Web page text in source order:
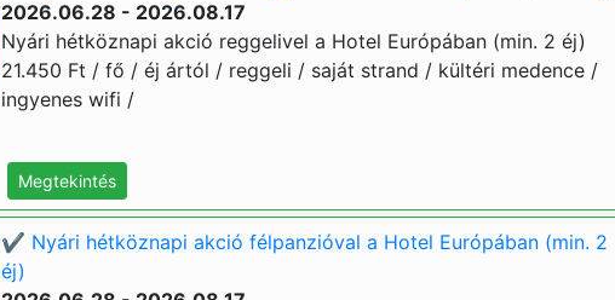
2026.06.28 - 2026.08.17
Nyári hétköznapi akció reggelivel a Hotel Európában (min. 2 éj)
21.450 Ft / fő / éj ártól / reggeli / saját strand / kültéri medence /
ingyenes wifi /
Megtekintés
✔️ Nyári hétköznapi akció félpanzióval a Hotel Európában (min. 2
éj)